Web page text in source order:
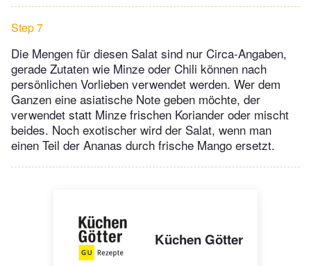
Step 7
Die Mengen für diesen Salat sind nur Circa-Angaben,
gerade Zutaten wie Minze oder Chili können nach
persönlichen Vorlieben verwendet werden. Wer dem
Ganzen eine asiatische Note geben möchte, der
verwendet statt Minze frischen Koriander oder mischt
beides. Noch exotischer wird der Salat, wenn man
einen Teil der Ananas durch frische Mango ersetzt.
Küchen Götter